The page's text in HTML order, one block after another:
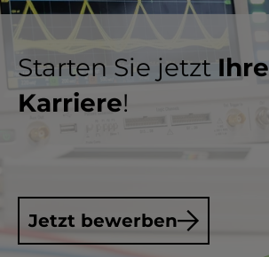
Starten Sie jetzt Ihre
Karriere!
Jetzt bewerben